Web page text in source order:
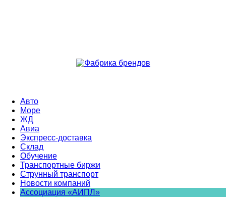
Авто
Море
ЖД
Авиа
Экспресс-доставка
Склад
Обучение
Транспортные биржи
Струнный транспорт
Новости компаний
Ассоциация «АИПЛ»